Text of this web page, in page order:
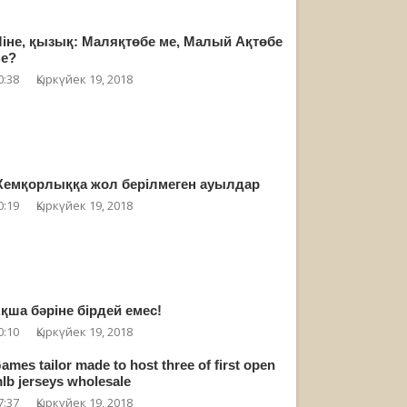
қызық: Маляқтөбе ме, Малый Ақтөбе
Қыркүйек 19, 2018
жол берілмеген ауылдар
Қыркүйек 19, 2018
бәріне бірдей емес!
Қыркүйек 19, 2018
tailor made to host three of first open
jerseys wholesale
Қыркүйек 19, 2018